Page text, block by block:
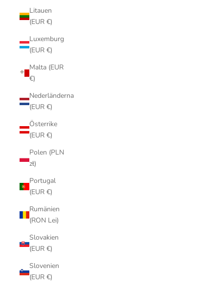
Litauen
(EUR €)
Luxemburg
(EUR €)
Malta (EUR
€)
Nederländerna
(EUR €)
Österrike
(EUR €)
Polen (PLN
zł)
Portugal
(EUR €)
Rumänien
(RON Lei)
Slovakien
(EUR €)
Slovenien
(EUR €)